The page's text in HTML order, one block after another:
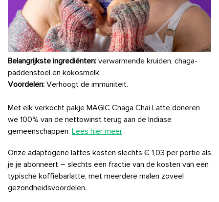
Belangrijkste ingrediënten: verwarmende kruiden, chaga-
paddenstoel en kokosmelk.
Voordelen: Verhoogt de immuniteit.
Met elk verkocht pakje MAGIC Chaga Chai Latte doneren
we 100% van de nettowinst terug aan de Indiase
gemeenschappen. Lees hier meer .
Onze adaptogene lattes kosten slechts € 1,03 per portie als
je je abonneert – slechts een fractie van de kosten van een
typische koffiebarlatte, met meerdere malen zoveel
gezondheidsvoordelen.